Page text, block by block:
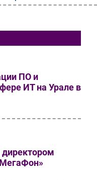
ПО и
ИТ на Урале в
директором